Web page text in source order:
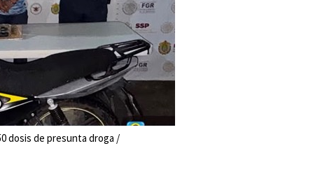
dosis de presunta droga /